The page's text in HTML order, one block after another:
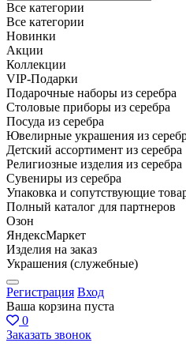
Все категории
Все категории
Новинки
Акции
Коллекции
VIP-Подарки
Подарочные наборы из серебра
Столовые приборы из серебра
Посуда из серебра
Ювелирные украшения из
Детский ассортимент из серебра
Религиозные изделия из серебра
Сувениры из серебра
Упаковка и сопутствующие
Полный каталог для партнеров
Озон
ЯндексМаркет
Изделия на заказ
Украшения (служебные)
Регистрация Вход
Ваша корзина пуста
0
Заказать звонок